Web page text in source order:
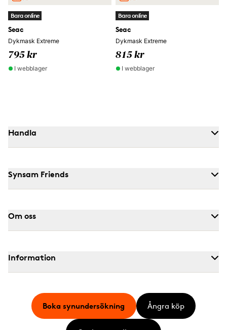
Bara online
Seac
Dykmask Extreme
795 kr
I webblager
Bara online
Seac
Dykmask Extreme
815 kr
I webblager
Handla
Synsam Friends
Om oss
Information
Boka synundersökning Ångra köp